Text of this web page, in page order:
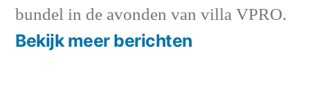
bundel in de avonden van villa VPRO.
Bekijk meer berichten